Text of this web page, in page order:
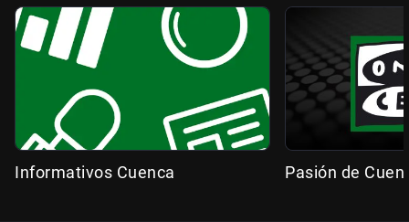
Informativos Cuenca Pasión de